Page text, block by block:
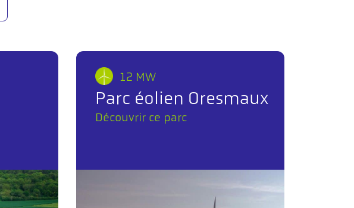
12 MW
Parc éolien Oresmaux
Découvrir ce parc